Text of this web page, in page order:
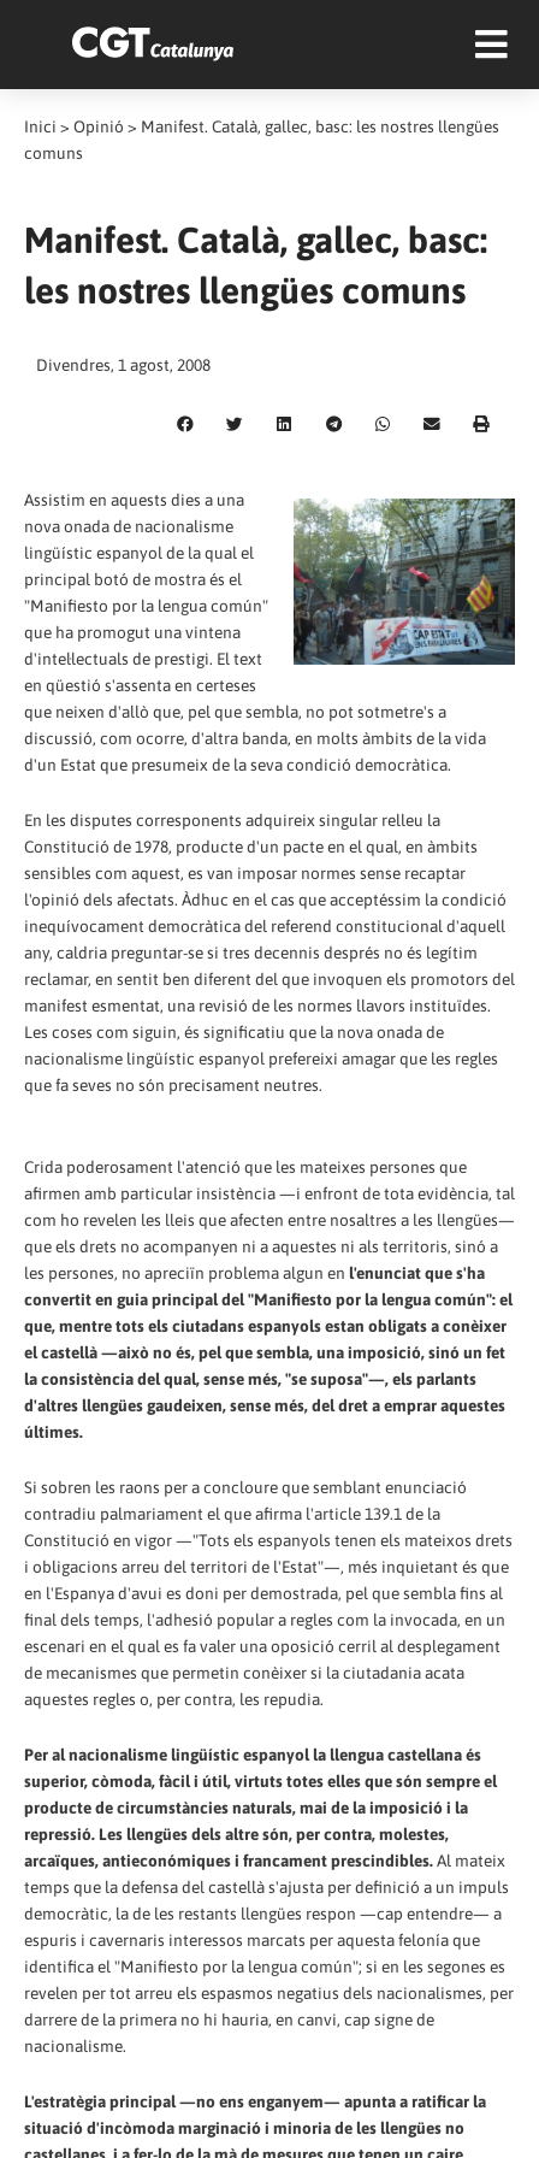
Inici > Opinió > Manifest. Català, gallec, basc: les nostres llengües
comuns
Manifest. Català, gallec, basc:
les nostres llengües comuns
Divendres, 1 agost, 2008
Assistim en aquests dies a una
nova onada de nacionalisme
lingüístic espanyol de la qual el
principal botó de mostra és el
"Manifiesto por la lengua común"
que ha promogut una vintena
d'intel·lectuals de prestigi. El text
en qüestió s'assenta en certeses
que neixen d'allò que, pel que sembla, no pot sotmetre's a
discussió, com ocorre, d'altra banda, en molts àmbits de la vida
d'un Estat que presumeix de la seva condició democràtica.
En les disputes corresponents adquireix singular relleu la
Constitució de 1978, producte d'un pacte en el qual, en àmbits
sensibles com aquest, es van imposar normes sense recaptar
l'opinió dels afectats. Àdhuc en el cas que acceptéssim la condició
inequívocament democràtica del referend constitucional d'aquell
any, caldria preguntar-se si tres decennis després no és legítim
reclamar, en sentit ben diferent del que invoquen els promotors del
manifest esmentat, una revisió de les normes llavors instituïdes.
Les coses com siguin, és significatiu que la nova onada de
nacionalisme lingüístic espanyol prefereixi amagar que les regles
que fa seves no són precisament neutres.
Crida poderosament l'atenció que les mateixes persones que
afirmen amb particular insistència —i enfront de tota evidència, tal
com ho revelen les lleis que afecten entre nosaltres a les llengües—
que els drets no acompanyen ni a aquestes ni als territoris, sinó a
les persones, no apreciïn problema algun en l'enunciat que s'ha
convertit en guia principal del "Manifiesto por la lengua común": el
que, mentre tots els ciutadans espanyols estan obligats a conèixer
el castellà —això no és, pel que sembla, una imposició, sinó un fet
la consistència del qual, sense més, "se suposa"—, els parlants
d'altres llengües gaudeixen, sense més, del dret a emprar aquestes
últimes.
Si sobren les raons per a concloure que semblant enunciació
contradiu palmariament el que afirma l'article 139.1 de la
Constitució en vigor —"Tots els espanyols tenen els mateixos drets
i obligacions arreu del territori de l'Estat"—, més inquietant és que
en l'Espanya d'avui es doni per demostrada, pel que sembla fins al
final dels temps, l'adhesió popular a regles com la invocada, en un
escenari en el qual es fa valer una oposició cerril al desplegament
de mecanismes que permetin conèixer si la ciutadania acata
aquestes regles o, per contra, les repudia.
Per al nacionalisme lingüístic espanyol la llengua castellana és
superior, còmoda, fàcil i útil, virtuts totes elles que són sempre el
producte de circumstàncies naturals, mai de la imposició i la
repressió. Les llengües dels altre són, per contra, molestes,
arcaïques, antieconómiques i francament prescindibles.Al mateix
temps que la defensa del castellà s'ajusta per definició a un impuls
democràtic, la de les restants llengües respon —cap entendre— a
espuris i cavernaris interessos marcats per aquesta felonía que
identifica el "Manifiesto por la lengua común"; si en les segones es
revelen per tot arreu els espasmos negatius dels nacionalismes, per
darrere de la primera no hi hauria, en canvi, cap signe de
nacionalisme.
L'estratègia principal —no ens enganyem— apunta a ratificar la
situació d'incòmoda marginació i minoria de les llengües no
castellanes, i a fer-lo de la mà de mesures que tenen un caire